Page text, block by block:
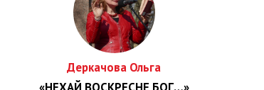
Деркачова Ольга